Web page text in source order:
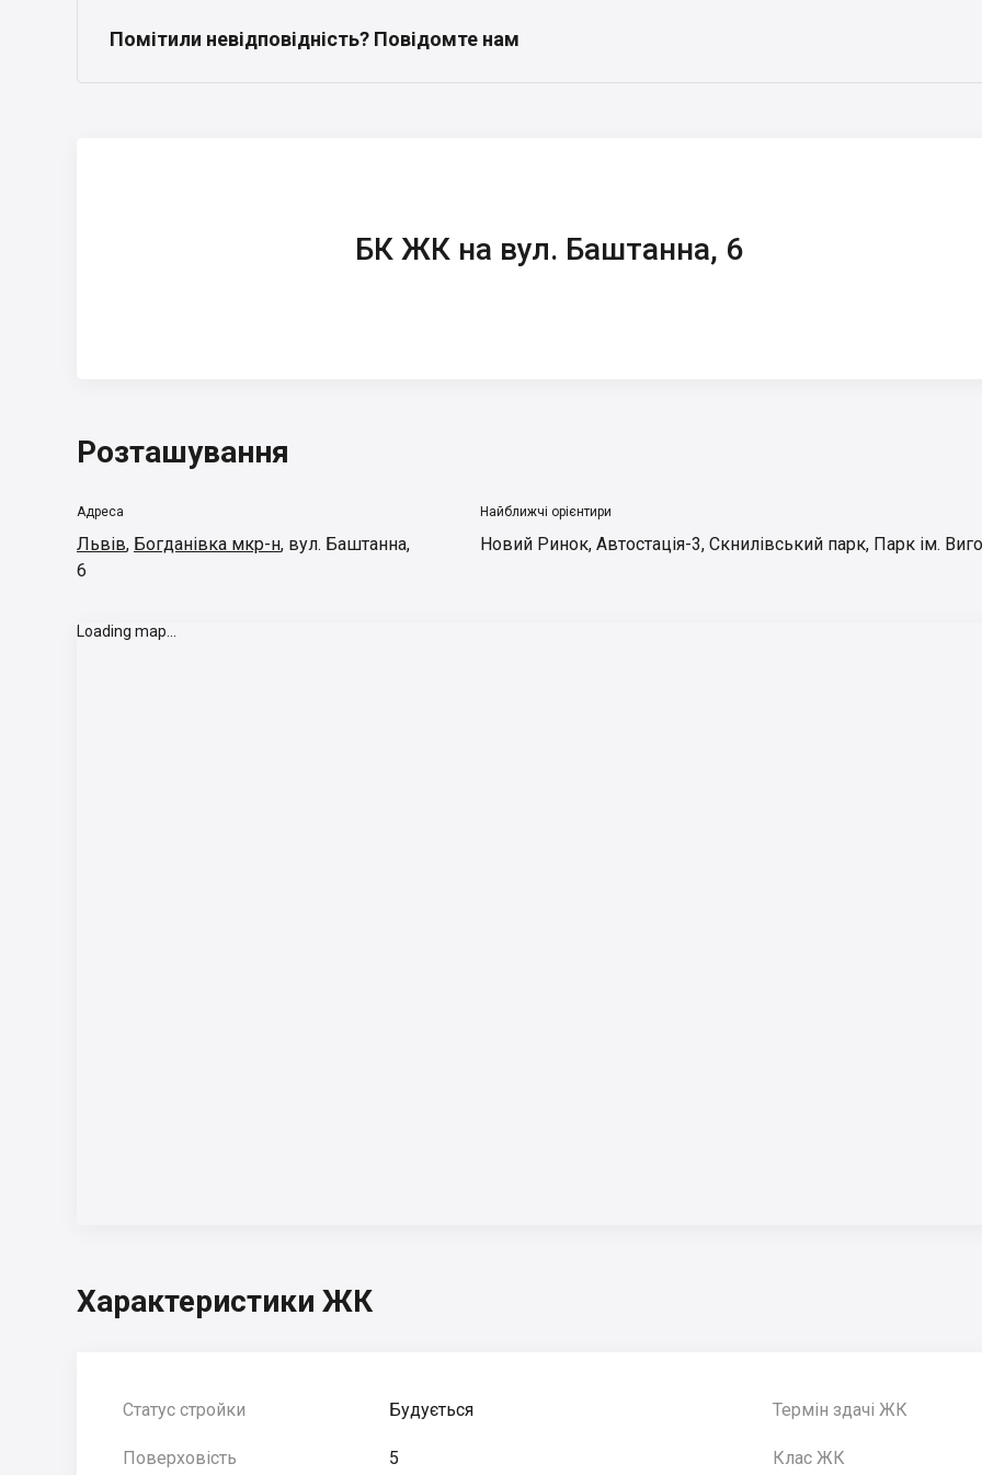
Помітили невідповідність? Повідомте нам
БК ЖК на вул. Баштанна, 6
Розташування
Адреса
Львів, Богданівка мкр-н, вул. Баштанна,
6
Найближчі орієнтири
Новий Ринок, Автостація-3, Скнилівський парк, Парк ім.
Loading map...
Характеристики ЖК
Статус стройки Будується Термін здачі ЖК
Поверховість 5 Клас ЖК